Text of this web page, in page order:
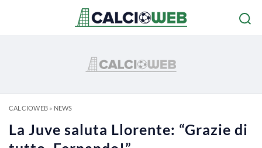
CALCIOWEB» NEWS
La Juve saluta Llorente: “Grazie di